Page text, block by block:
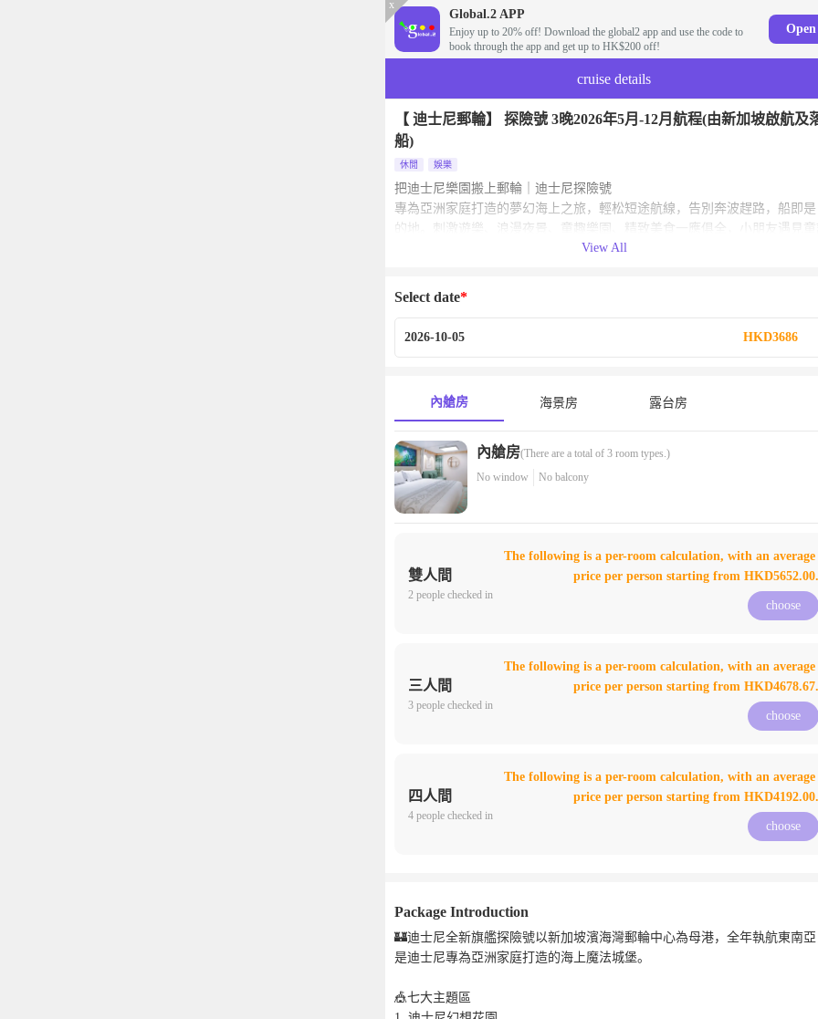
x
Global.2 APP
Enjoy up to 20% off! Download the global2 app and use the code to
book through the app and get up to HK$200 off!
Open
cruise details
【 迪士尼郵輪】 探險號 3晚2026年5月-12月航程(由新加坡啟航及
船)
休閒 娛樂
把迪士尼樂園搬上郵輪｜迪士尼探險號
專為亞洲家庭打造的夢幻海上之旅，輕松短途航線，告別奔波趕路，船即
的地。刺激遊樂、浪漫夜景、童趣樂園、精致美食一應俱全，小朋友遇見
與英雄，大人們重拾童心與愜意。一站式吃喝玩樂住，全程無憂度假，最
View All
Select date
2026-10-05 HKD3686
內艙房 海景房 露台房
內艙房(There are a total of 3 room types.)
No window
No balcony
雙人間
2 people checked in
The following is a per-room calculation, with an average
price per person starting from HKD5652.00.
choose
三人間
3 people checked in
The following is a per-room calculation, with an average
price per person starting from HKD4678.67.
choose
四人間
4 people checked in
The following is a per-room calculation, with an average
price per person starting from HKD4192.00.
choose
Package Introduction
🏰迪士尼全新旗艦探險號以新加坡濱海灣郵輪中心為母港，全年執航東南
是迪士尼專為亞洲家庭打造的海上魔法城堡。
🎪七大主題區